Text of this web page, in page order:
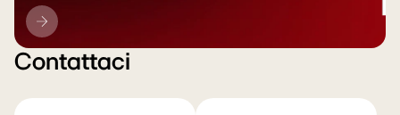
Aggiornamento
LG
Contattaci